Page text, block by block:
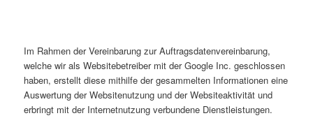
Im Rahmen der Vereinbarung zur Auftragsdatenvereinbarung,
welche wir als Websitebetreiber mit der Google Inc. geschlossen
haben, erstellt diese mithilfe der gesammelten Informationen eine
Auswertung der Websitenutzung und der Websiteaktivität und
erbringt mit der Internetnutzung verbundene Dienstleistungen.